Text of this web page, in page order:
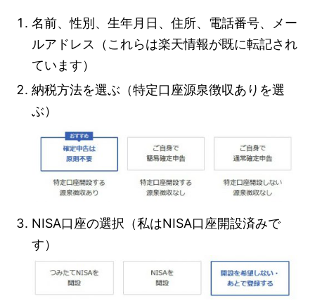
名前、性別、生年月日、住所、電話番号、メー
ルアドレス（これらは楽天情報が既に転記され
ています）
納税方法を選ぶ（特定口座源泉徴収ありを選
ぶ）
NISA口座の選択（私はNISA口座開設済みで
す）